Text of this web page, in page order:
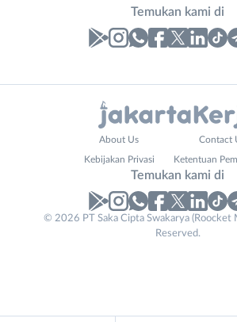
Temukan kami di
No. Telp /
About Us Contact
Kebijakan Privasi Ketentuan
Temukan kami di
© 2026 PT Saka Cipta Swakarya (Roocket
Reserved.